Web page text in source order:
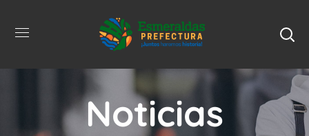
Noticias